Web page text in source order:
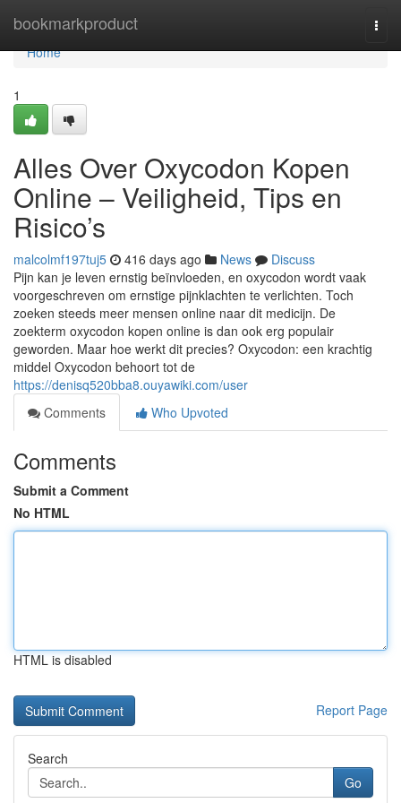
bookmarkproduct
Home
Home
1
Alles Over Oxycodon Kopen
Online – Veiligheid, Tips en
Risico’s
malcolmf197tuj5 416 days ago News
Discuss
Pijn kan je leven ernstig beïnvloeden, en oxycodon wordt vaak
voorgeschreven om ernstige pijnklachten te verlichten. Toch
zoeken steeds meer mensen online naar dit medicijn. De
zoekterm oxycodon kopen online is dan ook erg populair
geworden. Maar hoe werkt dit precies? Oxycodon: een krachtig
middel Oxycodon behoort tot de
https://denisq520bba8.ouyawiki.com/user
Comments
Who Upvoted
Comments
Submit a Comment
No HTML
HTML is disabled
Report Page
Search
Go